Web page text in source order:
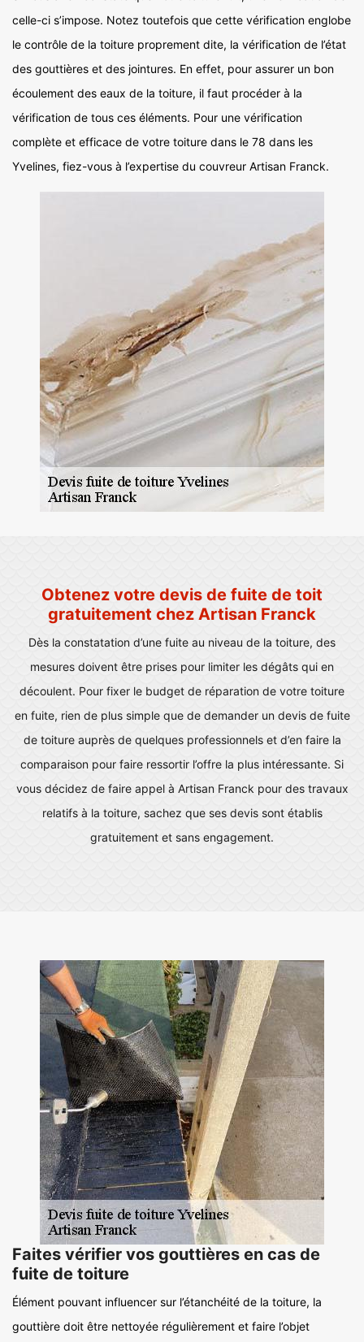
celle-ci s’impose. Notez toutefois que cette vérification englobe
le contrôle de la toiture proprement dite, la vérification de l’état
des gouttières et des jointures. En effet, pour assurer un bon
écoulement des eaux de la toiture, il faut procéder à la
vérification de tous ces éléments. Pour une vérification
complète et efficace de votre toiture dans le 78 dans les
Yvelines, fiez-vous à l’expertise du couvreur Artisan Franck.
Obtenez votre devis de fuite de toit
gratuitement chez Artisan Franck
Dès la constatation d’une fuite au niveau de la toiture, des
mesures doivent être prises pour limiter les dégâts qui en
découlent. Pour fixer le budget de réparation de votre toiture
en fuite, rien de plus simple que de demander un devis de fuite
de toiture auprès de quelques professionnels et d’en faire la
comparaison pour faire ressortir l’offre la plus intéressante. Si
vous décidez de faire appel à Artisan Franck pour des travaux
relatifs à la toiture, sachez que ses devis sont établis
gratuitement et sans engagement.
Faites vérifier vos gouttières en cas de
fuite de toiture
Élément pouvant influencer sur l’étanchéité de la toiture, la
gouttière doit être nettoyée régulièrement et faire l’objet